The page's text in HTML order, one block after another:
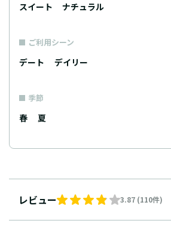
スイート ナチュラル
ご利用シーン
デート デイリー
季節
春 夏
レビュー 3.87 (110件)